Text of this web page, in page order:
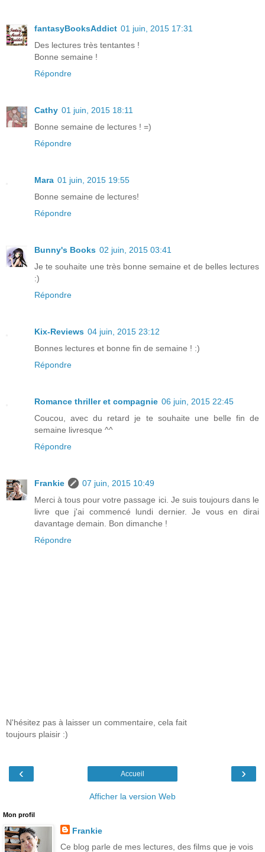
fantasyBooksAddict 01 juin, 2015 17:31
Des lectures très tentantes !
Bonne semaine !
Répondre
Cathy 01 juin, 2015 18:11
Bonne semaine de lectures ! =)
Répondre
Mara 01 juin, 2015 19:55
Bonne semaine de lectures!
Répondre
Bunny's Books 02 juin, 2015 03:41
Je te souhaite une très bonne semaine et de belles lectures
:)
Répondre
Kix-Reviews 04 juin, 2015 23:12
Bonnes lectures et bonne fin de semaine ! :)
Répondre
Romance thriller et compagnie 06 juin, 2015 22:45
Coucou, avec du retard je te souhaite une belle fin de
semaine livresque ^^
Répondre
Frankie
07 juin, 2015 10:49
Merci à tous pour votre passage ici. Je suis toujours dans le
livre que j'ai commencé lundi dernier. Je vous en dirai
davantage demain. Bon dimanche !
Répondre
N'hésitez pas à laisser un commentaire, cela fait
toujours plaisir :)
‹ ›
Accueil
Afficher la version Web
Mon profil
Frankie
Ce blog parle de mes lectures, des films que je vois